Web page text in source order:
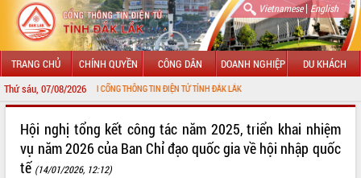
Vietnamese| English
TRANG CHỦ CHÍNH QUYỀN CÔNG DÂN DOANH NGHIỆP DU KHÁCH
Thứ sáu, 07/08/2026
ĐẾN VỚI CỔNG THÔNG TIN ĐIỆN TỬ TỈNH ĐẮK LẮK
LÃNH ĐẠO UBND TỈNH
Hội nghị tổng kết công tác năm 2025, triển khai nhiệm
vụ năm 2026 của Ban Chỉ đạo quốc gia về hội nhập quốc
tế (14/01/2026, 12:12)